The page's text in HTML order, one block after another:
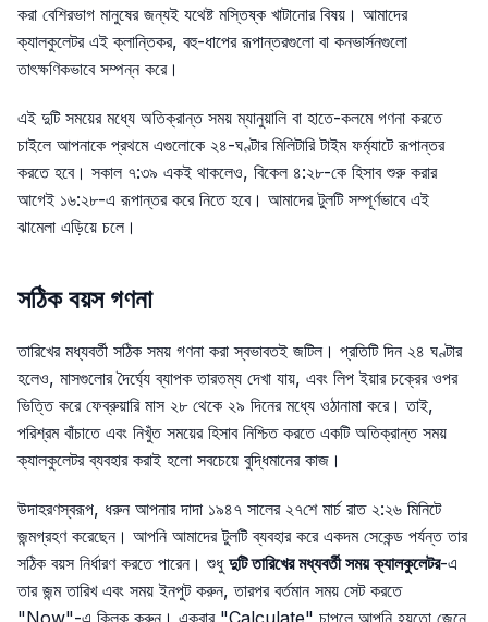
করা বেশিরভাগ মানুষের জন্যই যথেষ্ট মস্তিষ্ক খাটানোর বিষয়। আমাদের
ক্যালকুলেটর এই ক্লান্তিকর, বহু-ধাপের রূপান্তরগুলো বা কনভার্সনগুলো
তাৎক্ষণিকভাবে সম্পন্ন করে।
এই দুটি সময়ের মধ্যে অতিক্রান্ত সময় ম্যানুয়ালি বা হাতে-কলমে গণনা করতে
চাইলে আপনাকে প্রথমে এগুলোকে ২৪-ঘণ্টার মিলিটারি টাইম ফর্ম্যাটে রূপান্তর
করতে হবে। সকাল ৭:৩৯ একই থাকলেও, বিকেল ৪:২৮-কে হিসাব শুরু করার
আগেই ১৬:২৮-এ রূপান্তর করে নিতে হবে। আমাদের টুলটি সম্পূর্ণভাবে এই
ঝামেলা এড়িয়ে চলে।
সঠিক বয়স গণনা
তারিখের মধ্যবর্তী সঠিক সময় গণনা করা স্বভাবতই জটিল। প্রতিটি দিন ২৪ ঘণ্টার
হলেও, মাসগুলোর দৈর্ঘ্যে ব্যাপক তারতম্য দেখা যায়, এবং লিপ ইয়ার চক্রের ওপর
ভিত্তি করে ফেব্রুয়ারি মাস ২৮ থেকে ২৯ দিনের মধ্যে ওঠানামা করে। তাই,
পরিশ্রম বাঁচাতে এবং নিখুঁত সময়ের হিসাব নিশ্চিত করতে একটি অতিক্রান্ত সময়
ক্যালকুলেটর ব্যবহার করাই হলো সবচেয়ে বুদ্ধিমানের কাজ।
উদাহরণস্বরূপ, ধরুন আপনার দাদা ১৯৪৭ সালের ২৭শে মার্চ রাত ২:২৬ মিনিটে
জন্মগ্রহণ করেছেন। আপনি আমাদের টুলটি ব্যবহার করে একদম সেকেন্ড পর্যন্ত তার
সঠিক বয়স নির্ধারণ করতে পারেন। শুধু দুটি তারিখের মধ্যবর্তী সময় ক্যালকুলেটর-এ
তার জন্ম তারিখ এবং সময় ইনপুট করুন, তারপর বর্তমান সময় সেট করতে
"Now"-এ ক্লিক করুন। একবার "Calculate" চাপলে আপনি হয়তো জেনে